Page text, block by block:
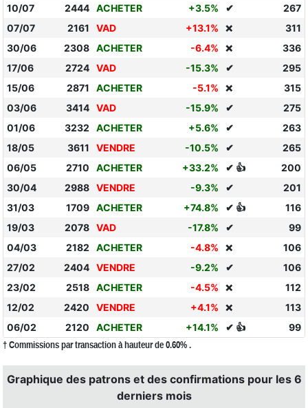
10/07
2444 ACHETER +3.5% ✔
267
07/07
2161 VAD +13.1% ❌
311
30/06
2308 ACHETER -6.4% ❌
336
17/06
2724 VAD -15.3% ✔
295
15/06
2871 ACHETER -5.1% ❌
315
03/06
3414 VAD -15.9% ✔
275
01/06
3232 ACHETER +5.6% ✔
263
18/05
3611 VENDRE -10.5% ✔
265
06/05
2710 ACHETER +33.2% ✔ 👍
200
30/04
2988 VENDRE -9.3% ✔
201
31/03
1709 ACHETER +74.8% ✔ 👍
116
19/03
2078 VAD -17.8% ✔
99
04/03
2182 ACHETER -4.8% ❌
106
27/02
2404 VENDRE -9.2% ✔
106
23/02
2518 ACHETER -4.5% ❌
112
12/02
2420 VENDRE +4.1% ❌
113
06/02
2120 ACHETER +14.1% ✔ 👍 99
† Commissions par transaction à hauteur de 0.60% .
Graphique des patrons et des confirmations pour les 6
derniers mois